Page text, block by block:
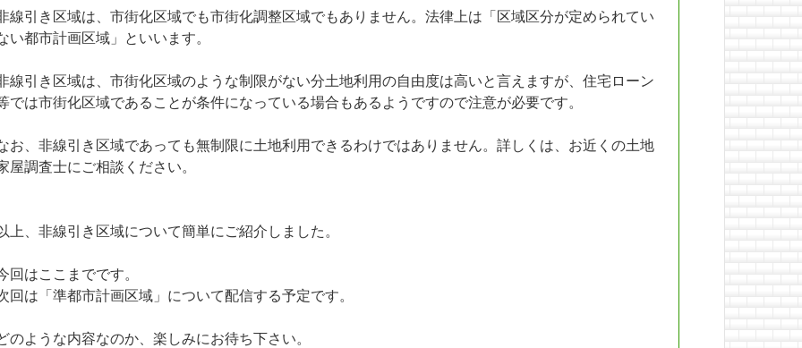
線引き区域は、市街化区域でも市街化調整区域でもありません。法律上は「区域区分が定められてい
い都市計画区域」といいます。
線引き区域は、市街化区域のような制限がない分土地利用の自由度は高いと言えますが、住宅ローン
では市街化区域であることが条件になっている場合もあるようですので注意が必要です。
お、非線引き区域であっても無制限に土地利用できるわけではありません。詳しくは、お近くの土地
屋調査士にご相談ください。
上、非線引き区域について簡単にご紹介しました。
回はここまでです。
回は「準都市計画区域」について配信する予定です。
のような内容なのか、楽しみにお待ち下さい。